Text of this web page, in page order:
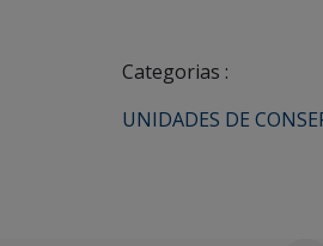
Categorias :
UNIDADES DE